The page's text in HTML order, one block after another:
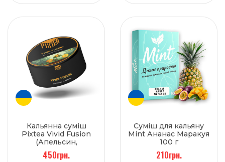
Кальянна суміш
Pixtea Vivid Fusion
(Апельсин,
Брусниця) 250 г
450грн.
Суміш для кальяну
Mint Ананас Маракуя
100 г
210грн.